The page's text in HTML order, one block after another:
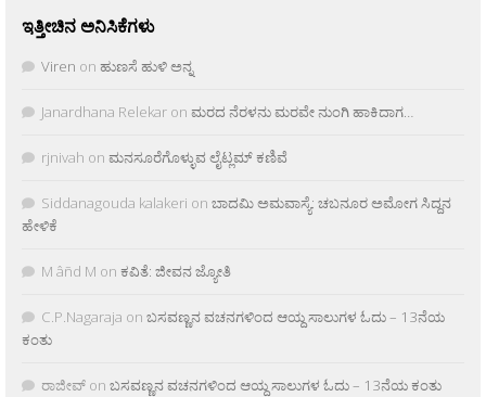
ಇತ್ತೀಚಿನ ಅನಿಸಿಕೆಗಳು
Viren on ಹುಣಸೆ ಹುಳಿ ಅನ್ನ
Janardhana Relekar on ಮರದ ನೆರಳನು ಮರವೇ ನುಂಗಿ ಹಾಕಿದಾಗ…
rjnivah on ಮನಸೂರೆಗೊಳ್ಳುವ ಲೈಟ್ಲಮ್ ಕಣಿವೆ
Siddanagouda kalakeri on ಬಾದಮಿ ಅಮವಾಸ್ಯೆ: ಚಬನೂರ ಅಮೋಗ ಸಿದ್ದನ
ಹೇಳಿಕೆ
M âñd M on ಕವಿತೆ: ಜೀವನ ಜ್ಯೋತಿ
C.P.Nagaraja on ಬಸವಣ್ಣನ ವಚನಗಳಿಂದ ಆಯ್ದ ಸಾಲುಗಳ ಓದು – 13ನೆಯ
ಕಂತು
ರಾಜೀವ್ on ಬಸವಣ್ಣನ ವಚನಗಳಿಂದ ಆಯ್ದ ಸಾಲುಗಳ ಓದು – 13ನೆಯ ಕಂತು